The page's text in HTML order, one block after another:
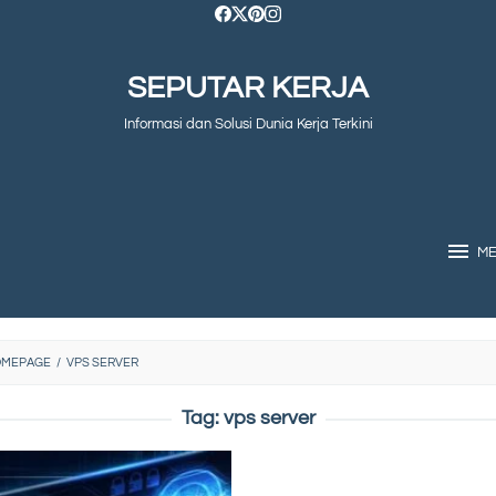
SEPUTAR KERJA
Informasi dan Solusi Dunia Kerja Terkini
/ VPS SERVER
Tag: vps server